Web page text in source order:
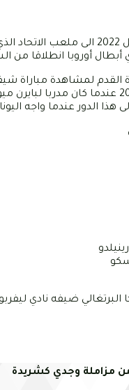
تتجه الأنظار مساء اليوم
أوروبا انطلاقا من الساعة
لمشاهدة مباراة
نهائي دوري أبطال أوروبا موسم
الدور عندما واجه
ضيفه نادي
من مزاملة وجدي كشريدة